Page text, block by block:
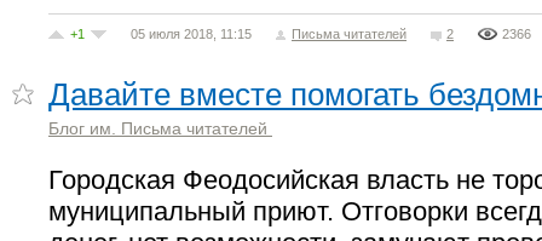
+1 05 июля 2018, 11:15 Письма читателей 2 2366
Давайте вместе помогать
Блог им. Письма читателей
Городская Феодосийская власть не
муниципальный приют. Отговорки